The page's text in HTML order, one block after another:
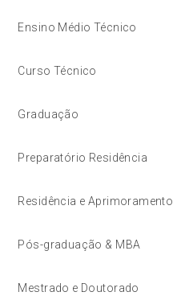
Ensino Médio Técnico
Curso Técnico
Graduação
Preparatório Residência
Residência e Aprimoramento
Pós-graduação & MBA
Mestrado e Doutorado